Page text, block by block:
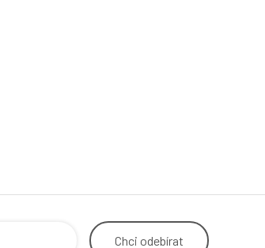
Chci odebírat